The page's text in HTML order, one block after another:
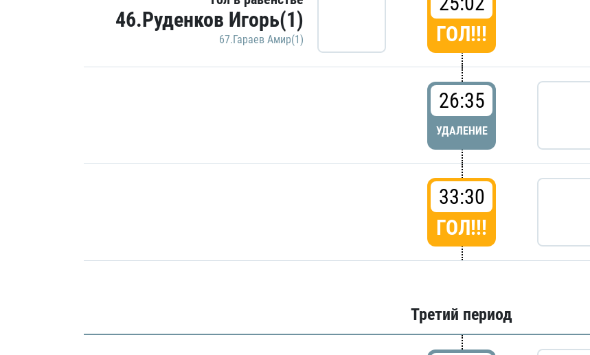
46.Руденков Игорь(1)
67.Гараев Амир(1)
ГОЛ!!!
26:35
УДАЛЕНИЕ
33:30
ГОЛ!!!
Третий период